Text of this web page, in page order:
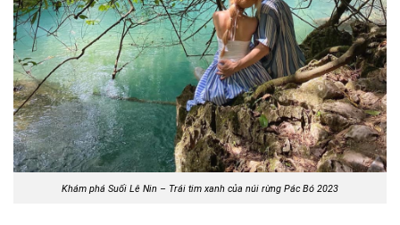
Khám phá Suối Lê Nin – Trái tim xanh của núi rừng Pác Bó 2023